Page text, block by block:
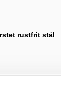
rustfrit stål